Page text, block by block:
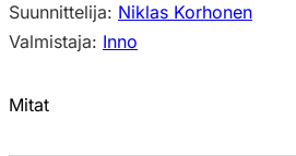
Suunnittelija: Niklas Korhonen
Valmistaja: Inno
Mitat